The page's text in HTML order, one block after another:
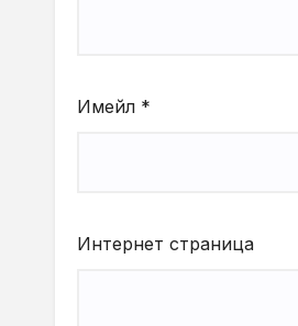
Имейл *
Интернет страница